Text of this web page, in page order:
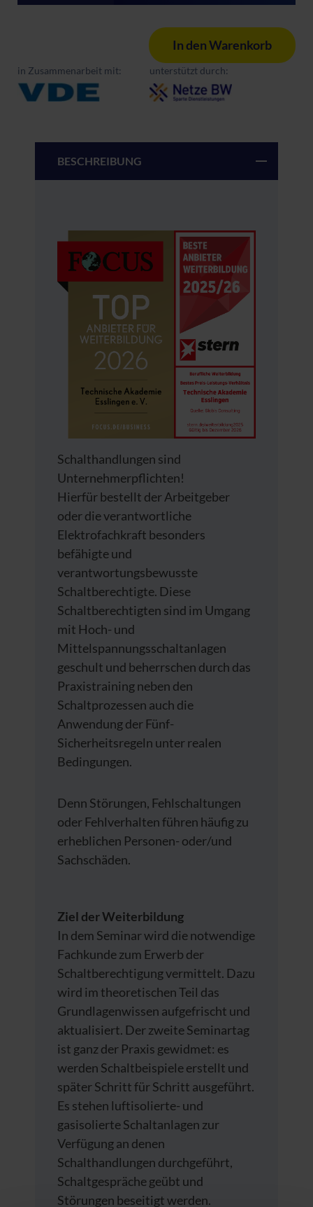
In den Warenkorb
in Zusammenarbeit mit: unterstützt durch:
BESCHREIBUNG
Schalthandlungen sind
Unternehmerpflichten!
Hierfür bestellt der Arbeitgeber
oder die verantwortliche
Elektrofachkraft besonders
befähigte und
verantwortungsbewusste
Schaltberechtigte. Diese
Schaltberechtigten sind im Umgang
mit Hoch- und
Mittelspannungsschaltanlagen
geschult und beherrschen durch das
Praxistraining neben den
Schaltprozessen auch die
Anwendung der Fünf-
Sicherheitsregeln unter realen
Bedingungen.
Denn Störungen, Fehlschaltungen
oder Fehlverhalten führen häufig zu
erheblichen Personen- oder/und
Sachschäden.
Ziel der Weiterbildung
In dem Seminar wird die notwendige
Fachkunde zum Erwerb der
Schaltberechtigung vermittelt. Dazu
wird im theoretischen Teil das
Grundlagenwissen aufgefrischt und
aktualisiert. Der zweite Seminartag
ist ganz der Praxis gewidmet: es
werden Schaltbeispiele erstellt und
später Schritt für Schritt ausgeführt.
Es stehen luftisolierte- und
gasisolierte Schaltanlagen zur
Verfügung an denen
Schalthandlungen durchgeführt,
Schaltgespräche geübt und
Störungen beseitigt werden.